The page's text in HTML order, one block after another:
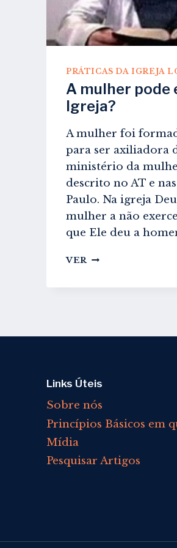
PRÁTICAS DA IGREJA
A mulher pode
Igreja?
A mulher foi
para ser axiliadora
ministério da
descrito no AT e
Paulo. Na igreja
mulher a não
que Ele deu a
VER A
Links Úteis
Sobre nós
Princípios Básicos em
Mídia
Pesquisar Artigos